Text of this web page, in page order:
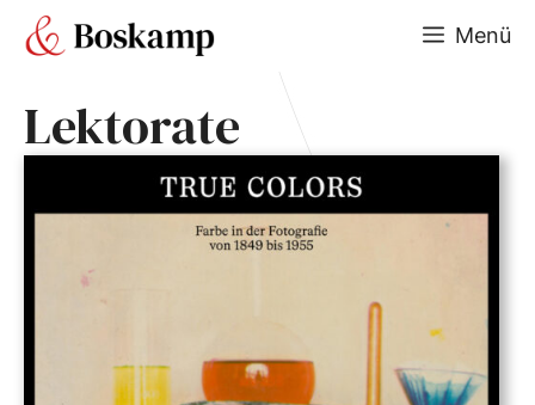
Zum
Inhalt
Menü
Lektorate